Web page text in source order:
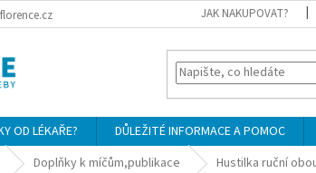
JAK NAKUPOVAT?
OD LÉKAŘE? DŮLEŽITÉ INFORMACE A POMOC
Doplňky k míčům,publikace Hustilka ruční